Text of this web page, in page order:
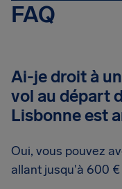
FAQ
Ai-je droit à
vol au départ
Lisbonne est
Oui, vous pouvez
allant jusqu'à 600